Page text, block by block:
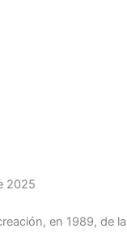
2025
en 1989, de la